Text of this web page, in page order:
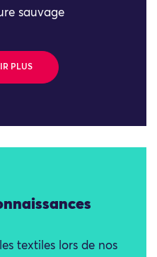
sauvage
PLUS
textiles lors de nos